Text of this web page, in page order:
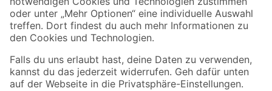
Alle Preisangaben in EUR inkl. gesetzl. MwSt.. Die dargestellten Angebote sind unter
Umständen nicht in allen Märkten verfügbar. Die angegebenen Verfügbarkeiten beziehen